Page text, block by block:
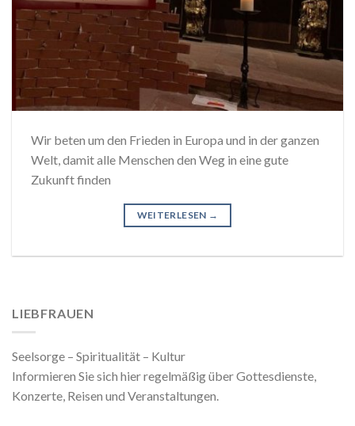
Wir beten um den Frieden in Europa und in der ganzen
Welt, damit alle Menschen den Weg in eine gute
Zukunft finden
WEITERLESEN →
LIEBFRAUEN
Seelsorge – Spiritualität – Kultur
Informieren Sie sich hier regelmäßig über Gottesdienste,
Konzerte, Reisen und Veranstaltungen.